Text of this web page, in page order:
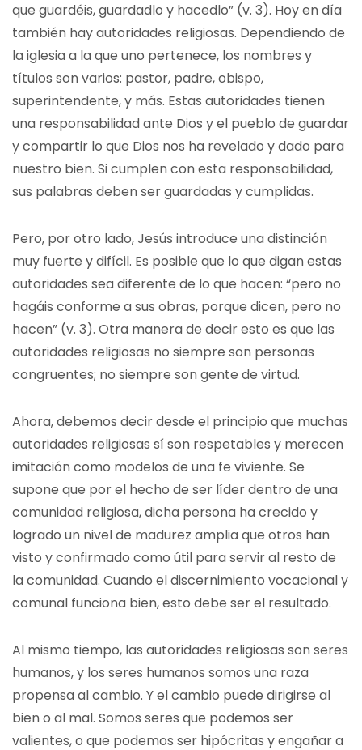
que guardéis, guardadlo y hacedlo” (v. 3). Hoy en día
también hay autoridades religiosas. Dependiendo de
la iglesia a la que uno pertenece, los nombres y
títulos son varios: pastor, padre, obispo,
superintendente, y más. Estas autoridades tienen
una responsabilidad ante Dios y el pueblo de guardar
y compartir lo que Dios nos ha revelado y dado para
nuestro bien. Si cumplen con esta responsabilidad,
sus palabras deben ser guardadas y cumplidas.
Pero, por otro lado, Jesús introduce una distinción
muy fuerte y difícil. Es posible que lo que digan estas
autoridades sea diferente de lo que hacen: “pero no
hagáis conforme a sus obras, porque dicen, pero no
hacen” (v. 3). Otra manera de decir esto es que las
autoridades religiosas no siempre son personas
congruentes; no siempre son gente de virtud.
Ahora, debemos decir desde el principio que muchas
autoridades religiosas sí son respetables y merecen
imitación como modelos de una fe viviente. Se
supone que por el hecho de ser líder dentro de una
comunidad religiosa, dicha persona ha crecido y
logrado un nivel de madurez amplia que otros han
visto y confirmado como útil para servir al resto de
la comunidad. Cuando el discernimiento vocacional y
comunal funciona bien, esto debe ser el resultado.
Al mismo tiempo, las autoridades religiosas son seres
humanos, y los seres humanos somos una raza
propensa al cambio. Y el cambio puede dirigirse al
bien o al mal. Somos seres que podemos ser
valientes, o que podemos ser hipócritas y engañar a